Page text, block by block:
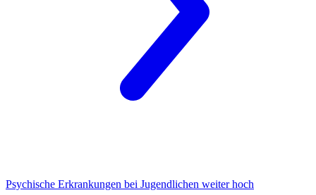
Psychische Erkrankungen bei Jugendlichen weiter hoch